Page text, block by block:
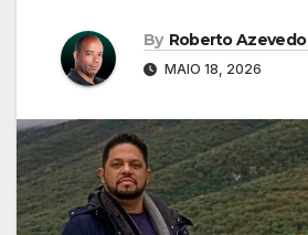
By Roberto Azevedo
MAIO 18, 2026